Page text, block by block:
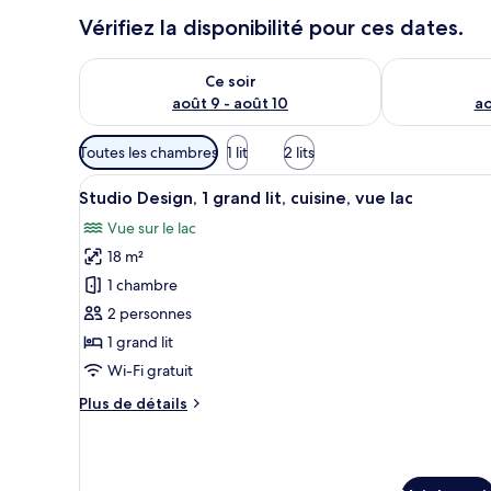
Vérifiez la disponibilité pour ces dates.
Ce soir
août 9 - août 10
Vérifier la disponibilité pour ce soir août 9 - août 10
Vérifier la
Filtres
disponibles
pour
chambres
Toutes les chambres 1 lit 2 lits
Afficher
toutes
les
photos
pour
ce
type
de
chambre :
Studio
Une chambre d’hôtel
21
Studio Design, 1 grand lit, cuisine, vue lac
Vue sur le lac
18 m²
1 chambre
2 personnes
1 grand lit
Wi-Fi gratuit
Plus de détails
Plus